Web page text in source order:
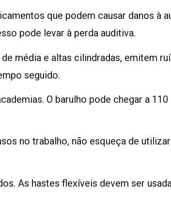
que podem causar danos à
pode levar à perda auditiva.
média e altas cilindradas, emitem
seguido.
O barulho pode chegar a
no trabalho, não esqueça de
As hastes flexíveis devem ser